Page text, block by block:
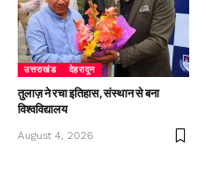
उत्तराखंड देहरादून
तुलाज़ ने रचा इतिहास, संस्थान से बना
विश्वविद्यालय
August 4, 2026